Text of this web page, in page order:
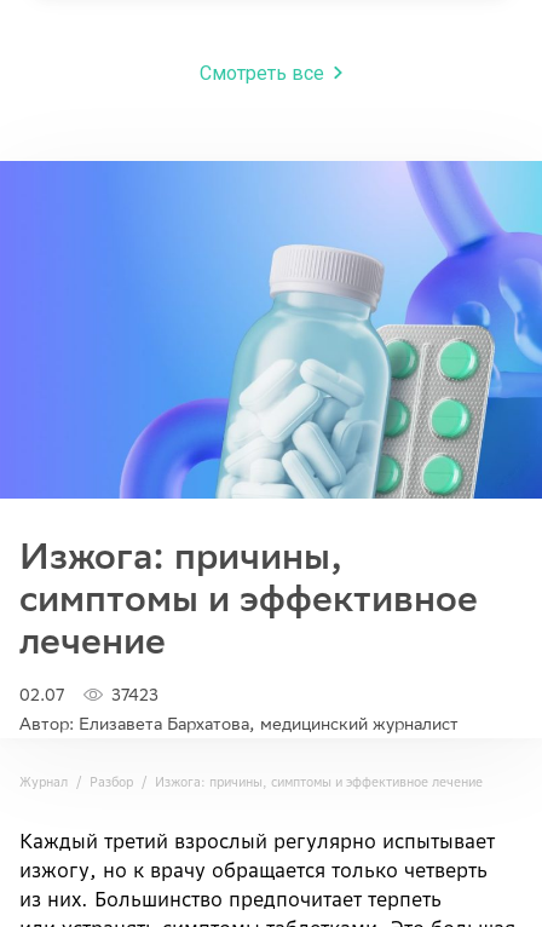
Смотреть все
Изжога: причины,
симптомы и эффективное
лечение
02.07
37423
Автор: Елизавета Бархатова, медицинский журналист
Журнал Разбор Изжога: причины, симптомы и эффективное лечение
Каждый третий взрослый регулярно испытывает
изжогу, но к врачу обращается только четверть
из них. Большинство предпочитает терпеть